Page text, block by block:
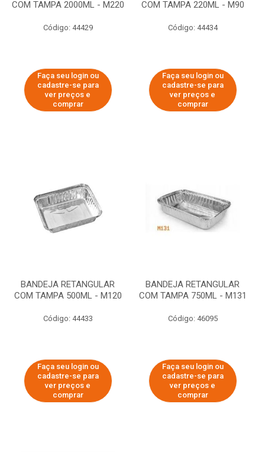
COM TAMPA 2000ML - M220
Código: 44429
Faça seu login ou
cadastre-se para
ver preços e
comprar
COM TAMPA 220ML - M90
Código: 44434
Faça seu login ou
cadastre-se para
ver preços e
comprar
BANDEJA RETANGULAR
COM TAMPA 500ML - M120
Código: 44433
Faça seu login ou
cadastre-se para
ver preços e
comprar
BANDEJA RETANGULAR
COM TAMPA 750ML - M131
Código: 46095
Faça seu login ou
cadastre-se para
ver preços e
comprar